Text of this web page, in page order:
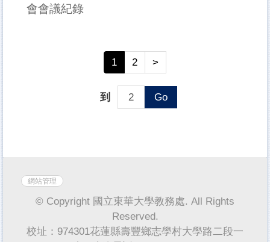
會會議紀錄
1 2 >
到 Go
網站管理
© Copyright 國立東華大學教務處. All Rights
Reserved.
校址：974301花蓮縣壽豐鄉志學村大學路二段一